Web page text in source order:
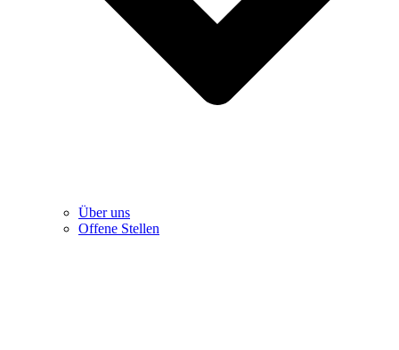
Über uns
Offene Stellen